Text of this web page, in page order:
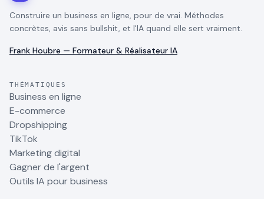
Construire un business en ligne, pour de vrai. Méthodes
concrètes, avis sans bullshit, et l'IA quand elle sert vraiment.
Frank Houbre — Formateur & Réalisateur IA
THÉMATIQUES
Business en ligne
E-commerce
Dropshipping
TikTok
Marketing digital
Gagner de l'argent
Outils IA pour business